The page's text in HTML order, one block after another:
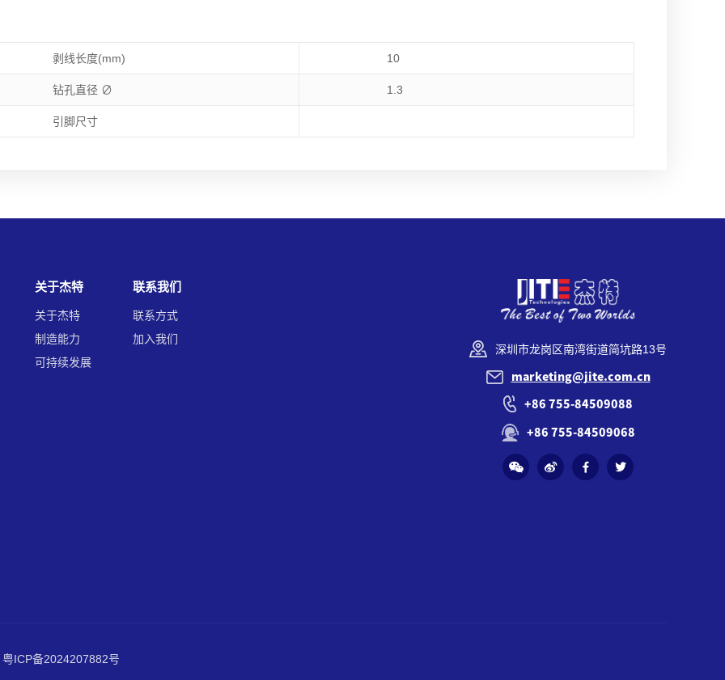
剥线长度(mm) 10
钻孔直径 ∅ 1.3
引脚尺寸
关于杰特
关于杰特
制造能力
可持续发展
联系我们
联系方式
加入我们
深圳市龙岗区南湾街道简坑路13号
marketing@jite.com.cn
+86 755-84509088
+86 755-84509068
粤ICP备2024207882号